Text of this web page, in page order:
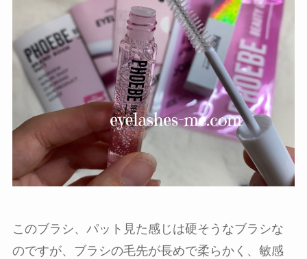
このブラシ、パット見た感じは硬そうなブラシな
のですが、ブラシの毛先が長めで柔らかく、敏感